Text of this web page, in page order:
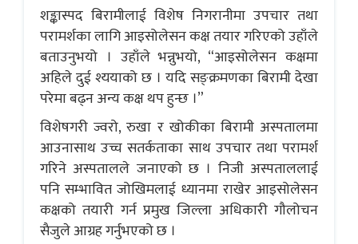
शङ्कास्पद बिरामीलाई विशेष निगरानीमा उपचार तथा
परामर्शका लागि आइसोलेसन कक्ष तयार गरिएको उहाँले
बताउनुभयो । उहाँले भन्नुभयो, “आइसोलेसन कक्षमा
अहिले दुई श्ययाको छ । यदि सङ्क्रमणका बिरामी देखा
परेमा बढ्न अन्य कक्ष थप हुन्छ ।”
विशेषगरी ज्वरो, रुखा र खोकीका बिरामी अस्पतालमा
आउनासाथ उच्च सतर्कताका साथ उपचार तथा परामर्श
गरिने अस्पतालले जनाएको छ । निजी अस्पताललाई
पनि सम्भावित जोखिमलाई ध्यानमा राखेर आइसोलेसन
कक्षको तयारी गर्न प्रमुख जिल्ला अधिकारी गौलोचन
सैजुले आग्रह गर्नुभएको छ ।